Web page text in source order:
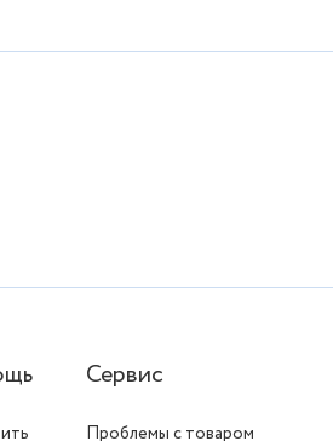
Сервис
Проблемы с товаром